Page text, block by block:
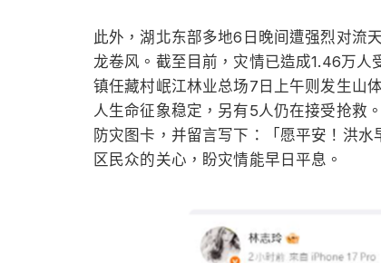
此外，湖北东部多地6日晚间遭强烈对流
龙卷风。截至目前，灾情已造成1.46万人
镇任藏村岷江林业总场7日上午则发生山
人生命征象稳定，另有5人仍在接受抢救
防灾图卡，并留言写下：「愿平安！洪
区民众的关心，盼灾情能早日平息。